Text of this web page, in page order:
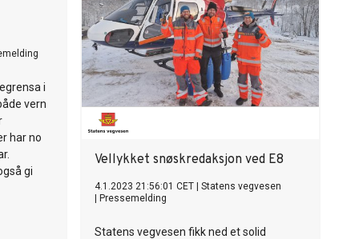
i
vern
har no
gi
Vellykket snøskredaksjon ved E8
4.1.2023 21:56:01 CET
Statens vegvesen
Pressemelding
Statens vegvesen fikk ned et solid